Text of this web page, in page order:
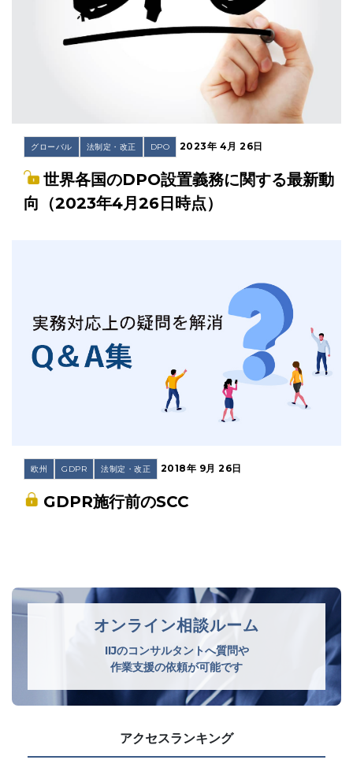
グローバル 法制定・改正 DPO 2023年 4月 26日
世界各国のDPO設置義務に関する最新動
向（2023年4月26日時点）
欧州 GDPR 法制定・改正 2018年 9月 26日
GDPR施行前のSCC
オンライン相談ルーム
IIJのコンサルタントへ質問や
作業支援の依頼が可能です
アクセスランキング